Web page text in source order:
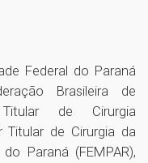
Federal do Paraná
Brasileira de
Titular de Cirurgia
Titular de Cirurgia da
Paraná (FEMPAR),